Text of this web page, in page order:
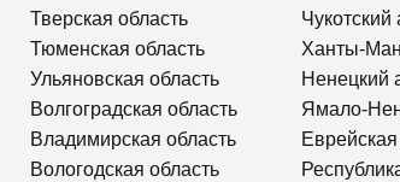
Тверская область
Тюменская область
Ульяновская область
Волгоградская область
Владимирская область
Вологодская область
Ханты-
Ненецкий
Ямало-